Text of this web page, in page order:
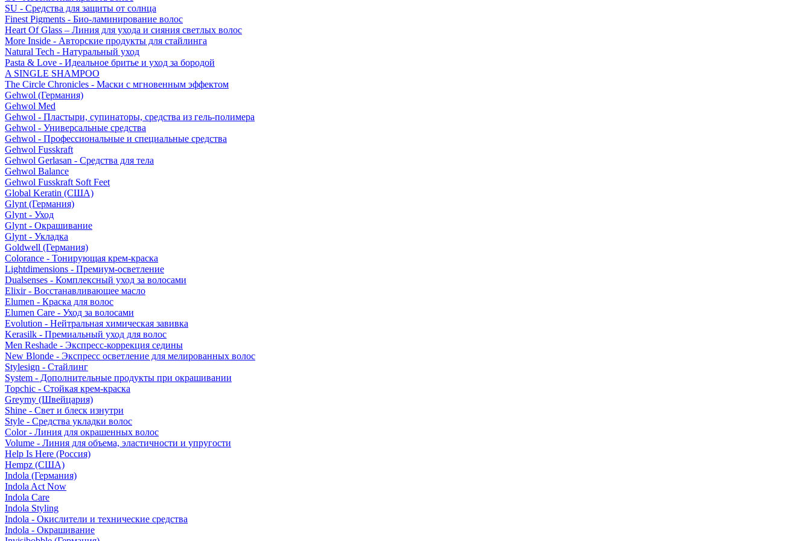
SU - Средства для защиты от солнца
Finest Pigments - Био-ламинирование волос
Heart Of Glass – Линия для ухода и сияния светлых волос
More Inside - Авторские продукты для стайлинга
Natural Tech - Натуральный уход
Pasta & Love - Идеальное бритье и уход за бородой
A SINGLE SHAMPOO
The Circle Chronicles - Маски с мгновенным эффектом
Gehwol (Германия)
Gehwol Med
Gehwol - Пластыри, супинаторы, средства из гель-полимера
Gehwol - Универсальные средства
Gehwol - Профессиональные и специальные средства
Gehwol Fusskraft
Gehwol Gerlasan - Средства для тела
Gehwol Balance
Gehwol Fusskraft Soft Feet
Global Keratin (США)
Glynt (Германия)
Glynt - Уход
Glynt - Окрашивание
Glynt - Укладка
Goldwell (Германия)
Colorance - Тонирующая крем-краска
Lightdimensions - Премиум-осветление
Dualsenses - Комплексный уход за волосами
Elixir - Восстанавливающее масло
Elumen - Краска для волос
Elumen Care - Уход за волосами
Evolution - Нейтральная химическая завивка
Kerasilk - Премиальный уход для волос
Men Reshade - Экспресс-коррекция седины
New Blonde - Экспресс осветление для мелированных волос
Stylesign - Стайлинг
System - Дополнительные продукты при окрашивании
Topchic - Стойкая крем-краска
Greymy (Швейцария)
Shine - Свет и блеск изнутри
Style - Средства укладки волос
Color - Линия для окрашенных волос
Volume - Линия для объема, эластичности и упругости
Help Is Here (Россия)
Hempz (США)
Indola (Германия)
Indola Act Now
Indola Care
Indola Styling
Indola - Окислители и технические средства
Indola - Окрашивание